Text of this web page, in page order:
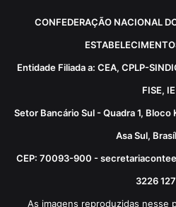
CONFEDERAÇÃO NACIONAL
Entidade Filiada a: CEA, CPLP-
FISE, IE
Setor Bancário Sul - Quadra 1, Bloco
Asa Sul,
CEP: 70093-900 -
3226
As imagens reproduzidas nesse